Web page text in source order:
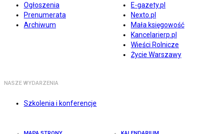
Ogłoszenia
Prenumerata
Archiwum
E-gazety.pl
Nexto.pl
Mała księgowość
Kancelarierp.pl
Wieści Rolnicze
Życie Warszawy
NASZE WYDARZENIA
Szkolenia i konferencje